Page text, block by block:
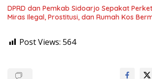
DPRD dan Pemkab Sidoarjo Sepakat
Miras Ilegal, Prostitusi, dan Rumah Kos
Post Views: 564